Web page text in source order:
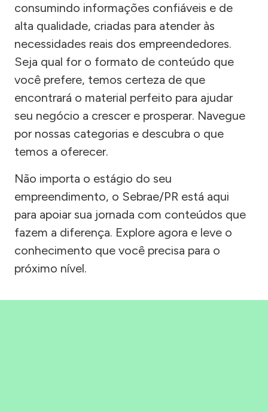
consumindo informações confiáveis e de
alta qualidade, criadas para atender às
necessidades reais dos empreendedores.
Seja qual for o formato de conteúdo que
você prefere, temos certeza de que
encontrará o material perfeito para ajudar
seu negócio a crescer e prosperar. Navegue
por nossas categorias e descubra o que
temos a oferecer.
Não importa o estágio do seu
empreendimento, o Sebrae/PR está aqui
para apoiar sua jornada com conteúdos que
fazem a diferença. Explore agora e leve o
conhecimento que você precisa para o
próximo nível.